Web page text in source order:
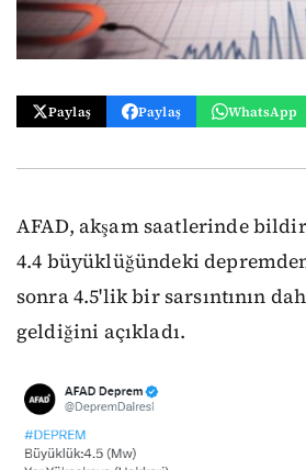
Paylaş Paylaş WhatsApp
AFAD, akşam saatlerinde
4.4 büyüklüğündeki
sonra 4.5'lik bir sarsıntının
geldiğini açıkladı.